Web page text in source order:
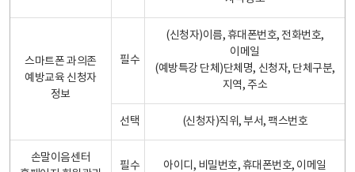
스마트폰 과의존
예방교육 신청자
정보
필수
(신청자)이름, 휴대폰번호, 전화번호,
이메일
(예방특강 단체)단체명, 신청자, 단체구분,
지역, 주소
선택 (신청자)직위, 부서, 팩스번호
손말이음센터
필수 아이디, 비밀번호, 휴대폰번호, 이메일